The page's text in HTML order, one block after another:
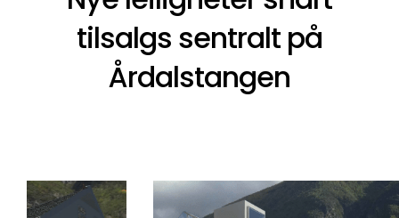
tilsalgs sentralt på
Årdalstangen